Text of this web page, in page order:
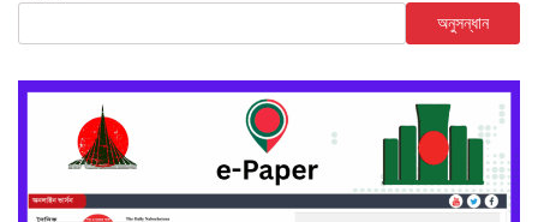
অনুসন্ধান